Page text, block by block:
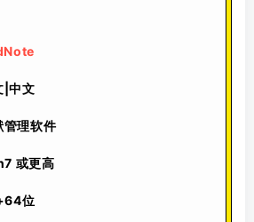
|中文
理软件
或更高
位